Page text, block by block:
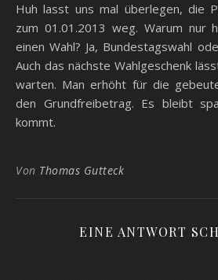
Huh lasst uns mal überlegen, die Praxisgebühr fällt also
zum 01.01.2013 weg. Warum nur
einen Wahl? Ja, Bundestagswahl
Auch das nächste Wahlgeschenk
warten. Man erhöht für die
den Grundfreibetrag. Es bleibt
kommt.
Von Thomas Gutteck
EINE ANTWORT